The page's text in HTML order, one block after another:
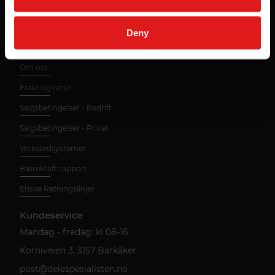
Deny
Nyttig informasjon
Om oss
Frakt og retur
Salgsbetingelser - Bedrift
Salgsbetingelser - Privat
Verkstedsystemer
Bærekraft rapport
Etiske Retningslinjer
Kundeservice
Mandag - fredag: kl 08-16
Korniveien 3, 3157 Barkåker
post@delespesialisten.no